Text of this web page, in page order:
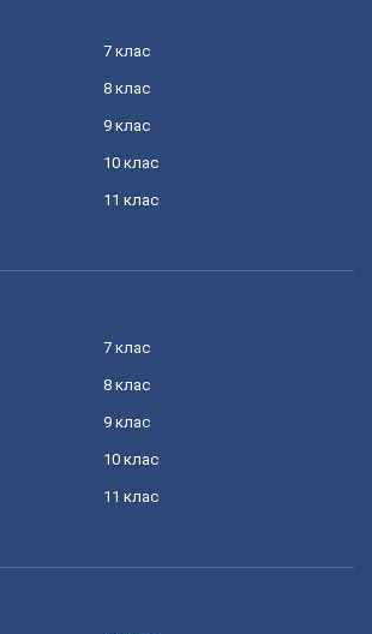
7 клас
8 клас
9 клас
10 клас
11 клас
7 клас
8 клас
9 клас
10 клас
11 клас